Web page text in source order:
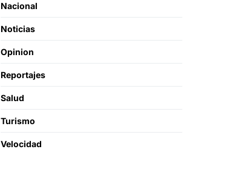
Nacional
Noticias
Opinion
Reportajes
Salud
Turismo
Velocidad